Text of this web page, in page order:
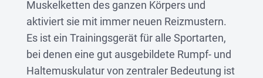
Muskelketten des ganzen Körpers und
aktiviert sie mit immer neuen Reizmustern.
Es ist ein Trainingsgerät für alle Sportarten,
bei denen eine gut ausgebildete Rumpf- und
Haltemuskulatur von zentraler Bedeutung ist